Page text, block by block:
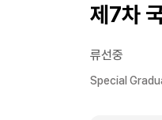
제7차
류선중
Special